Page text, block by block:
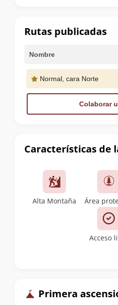
cumbre
Características de
Alta Montaña Área
Acceso
Primera
Rutas publicadas
Nombre
Normal, cara Norte
Colaborar